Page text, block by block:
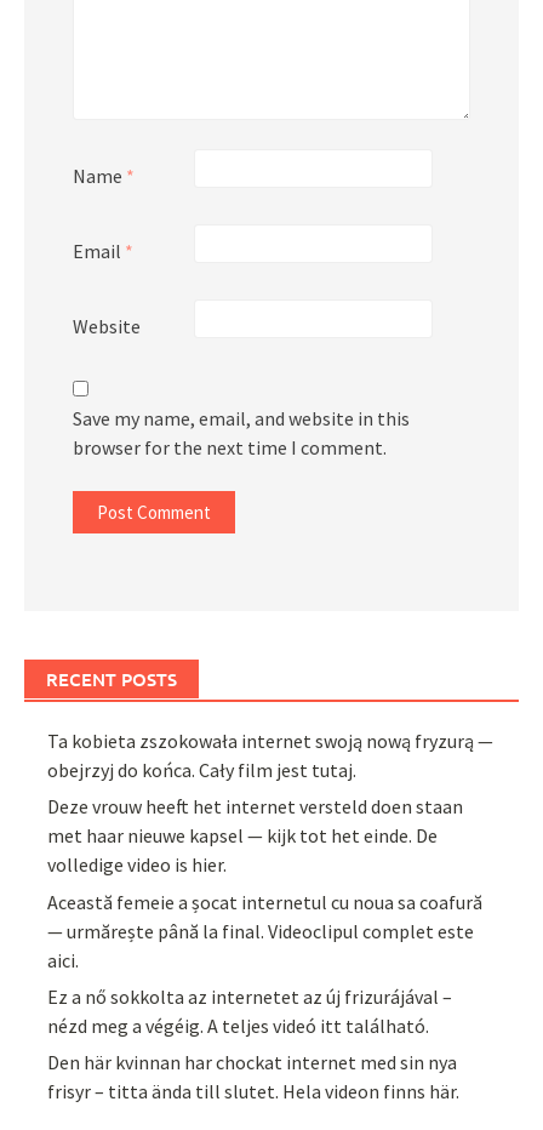
Name *
Email *
Website
Save my name, email, and website in this
browser for the next time I comment.
RECENT POSTS
Ta kobieta zszokowała internet swoją nową fryzurą —
obejrzyj do końca. Cały film jest tutaj.
Deze vrouw heeft het internet versteld doen staan
met haar nieuwe kapsel — kijk tot het einde. De
volledige video is hier.
Această femeie a șocat internetul cu noua sa coafură
— urmărește până la final. Videoclipul complet este
aici.
Ez a nő sokkolta az internetet az új frizurájával –
nézd meg a végéig. A teljes videó itt található.
Den här kvinnan har chockat internet med sin nya
frisyr – titta ända till slutet. Hela videon finns här.